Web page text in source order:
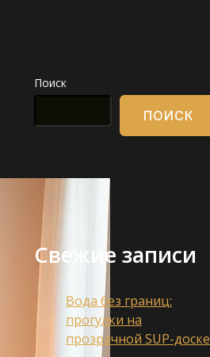
Поиск
ПОИСК
Свежие записи
Вода без границ:
прогулки на
прозрачной SUP-доске